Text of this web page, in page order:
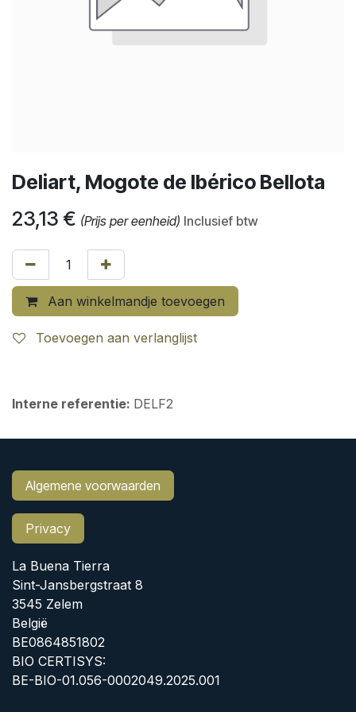
Deliart, Mogote de Ibérico Bellota
23,13 € (Prijs per eenheid) Inclusief btw
Aan winkelmandje toevoegen
Toevoegen aan verlanglijst
Interne referentie: DELF2
Algemene voorwaarden
Privacy
La Buena Tierra
Sint-Jansbergstraat 8
3545 Zelem
België
BE0864851802
BIO CERTISYS:
BE-BIO-01.056-0002049.2025.001